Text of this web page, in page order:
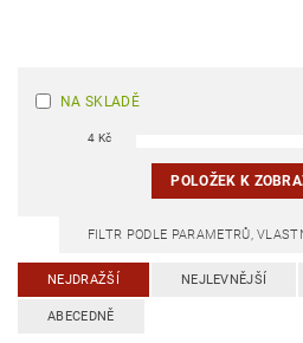
NA SKLADĚ
4 Kč
POLOŽEK K
FILTR PODLE PARAMETRŮ,
NEJDRAŽŠÍ NEJLEVNĚJŠÍ
ABECEDNĚ